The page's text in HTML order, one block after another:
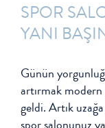
SPOR
YANI
Günün
artırmak
geldi. Artık